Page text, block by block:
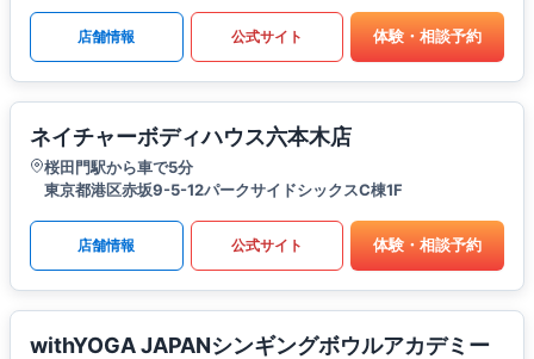
店舗情報 公式サイト 体験・相談予約
ネイチャーボディハウス六本木店
桜田門駅から車で5分
東京都港区赤坂9-5-12パークサイドシックスC棟1F
店舗情報 公式サイト 体験・相談予約
withYOGA JAPANシンギングボウルアカデミー